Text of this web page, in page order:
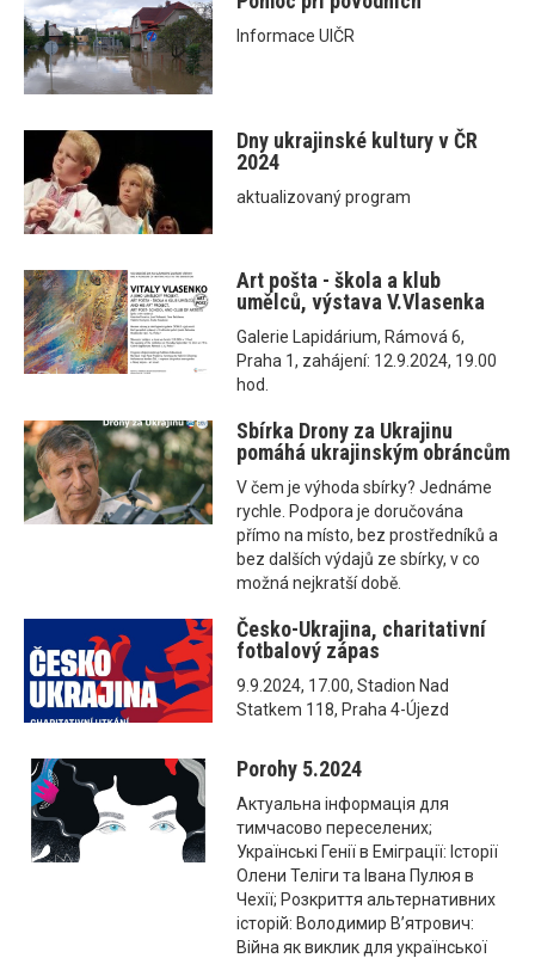
Informace UIČR
Dny ukrajinské kultury v ČR
2024
aktualizovaný program
Art pošta - škola a klub
umělců, výstava V.Vlasenka
Galerie Lapidárium, Rámová 6,
Praha 1, zahájení: 12.9.2024, 19.00
hod.
Sbírka Drony za Ukrajinu
pomáhá ukrajinským obráncům
V čem je výhoda sbírky? Jednáme
rychle. Podpora je doručována
přímo na místo, bez prostředníků a
bez dalších výdajů ze sbírky, v co
možná nejkratší době.
Česko-Ukrajina, charitativní
fotbalový zápas
9.9.2024, 17.00, Stadion Nad
Statkem 118, Praha 4-Újezd
Porohy 5.2024
Актуальна інформація для
тимчасово переселених;
Українські Генії в Еміграції: Історії
Олени Теліги та Івана Пулюя в
Чехії; Розкриття альтернативних
історій: Володимир В’ятрович:
Війна як виклик для української